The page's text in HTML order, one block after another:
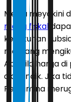
Media meyakini
ruang fiskal
kebutuhan
memang
Apabila harga di
akan naik. Jika
Pertamina